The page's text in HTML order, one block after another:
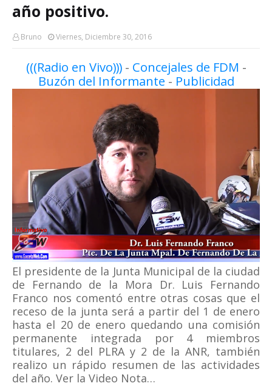
año positivo.
Bruno Viernes, Diciembre 30, 2016
(((Radio en Vivo)))- Concejales de FDM -
Buzón del Informante - Publicidad
El presidente de la Junta Municipal de la ciudad
de Fernando de la Mora Dr. Luis Fernando
Franco nos comentó entre otras cosas que el
receso de la junta será a partir del 1 de enero
hasta el 20 de enero quedando una comisión
permanente integrada por 4 miembros
titulares, 2 del PLRA y 2 de la ANR, también
realizo un rápido resumen de las actividades
del año. Ver la Video Nota…